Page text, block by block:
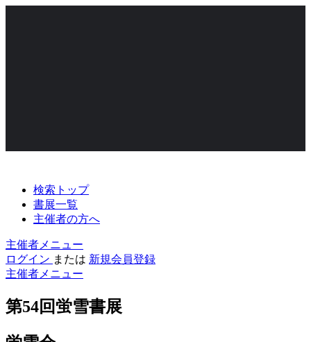
検索トップ
書展一覧
主催者の方へ
主催者メニュー
ログイン または 新規会員登録
主催者メニュー
第54回蛍雪書展